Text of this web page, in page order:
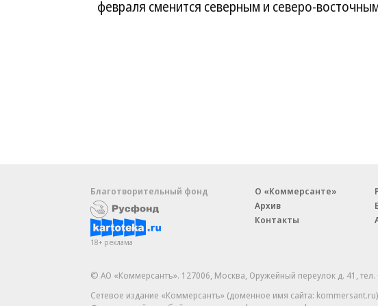
февраля сменится северным и северо-
Благотворительный фонд
18+ реклама
О «Коммерсанте»
Архив
Контакты
© АО «Коммерсантъ». 127006, Москва, Оружейный переулок д. 41,
Сетевое издание «Коммерсантъ» (доменное имя сайта: